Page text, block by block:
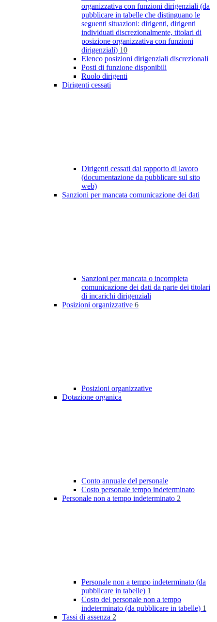
organizzativa con funzioni dirigenziali (da
pubblicare in tabelle che distinguano le
seguenti situazioni: dirigenti, dirigenti
individuati discrezionalmente, titolari di
posizione organizzativa con funzioni
dirigenziali) 10
Elenco posizioni dirigenziali discrezionali
Posti di funzione disponibili
Ruolo dirigenti
Dirigenti cessati
Dirigenti cessati dal rapporto di lavoro
(documentazione da pubblicare sul sito
web)
Sanzioni per mancata comunicazione dei dati
Sanzioni per mancata o incompleta
comunicazione dei dati da parte dei titolari
di incarichi dirigenziali
Posizioni organizzative 6
Posizioni organizzative
Dotazione organica
Conto annuale del personale
Costo personale tempo indeterminato
Personale non a tempo indeterminato 2
Personale non a tempo indeterminato (da
pubblicare in tabelle) 1
Costo del personale non a tempo
indeterminato (da pubblicare in tabelle) 1
Tassi di assenza 2